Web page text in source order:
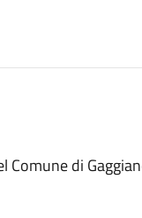
Comune di